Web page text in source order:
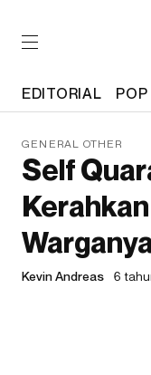
EDITORIAL
GENERAL OTHER
Self
Kevin Andreas 6